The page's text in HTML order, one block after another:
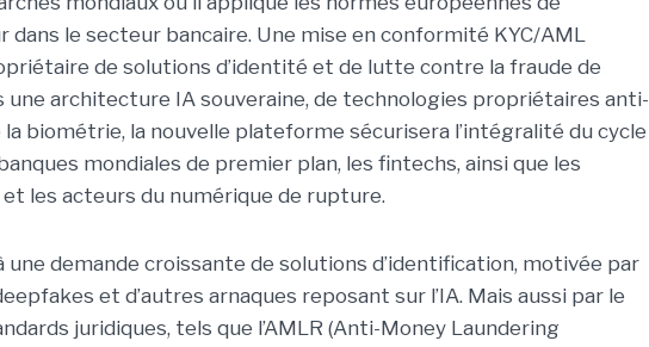
le secteur bancaire. Une mise en conformité KYC/AML
de solutions d’identité et de lutte contre la fraude de
une architecture IA souveraine, de technologies propriétaires anti-
la biométrie, la nouvelle plateforme sécurisera l’intégralité du cycle
mondiales de premier plan, les fintechs, ainsi que les
les acteurs du numérique de rupture.
demande croissante de solutions d’identification, motivée par
et d’autres arnaques reposant sur l’IA. Mais aussi par le
juridiques, tels que l’AMLR (Anti-Money Laundering